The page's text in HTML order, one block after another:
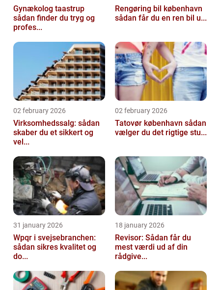
Gynækolog taastrup
sådan finder du tryg og
profes...
Rengøring bil københavn
sådan får du en ren bil u...
02 february 2026
Virksomhedssalg: sådan
skaber du et sikkert og
vel...
02 february 2026
Tatovør københavn sådan
vælger du det rigtige stu...
31 january 2026
Wpqr i svejsebranchen:
sådan sikres kvalitet og
do...
18 january 2026
Revisor: Sådan får du
mest værdi ud af din
rådgive...